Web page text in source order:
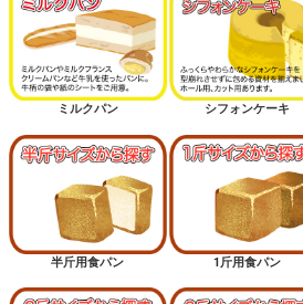
ミルクパン シフォンケーキ
半斤用食パン 1斤用食パン